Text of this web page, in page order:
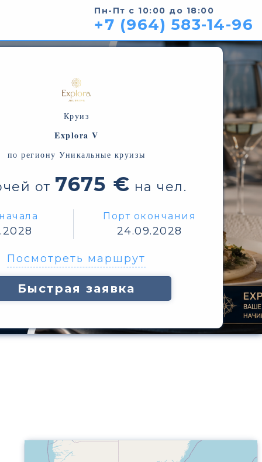
Пн-Пт с 10:00 до 18:00
+7 (964) 583-14-96
Круиз
Explora V
по региону Уникальные круизы
от 7675 € на чел.
Порт окончания
24.09.2028
Посмотреть маршрут
Быстрая заявка